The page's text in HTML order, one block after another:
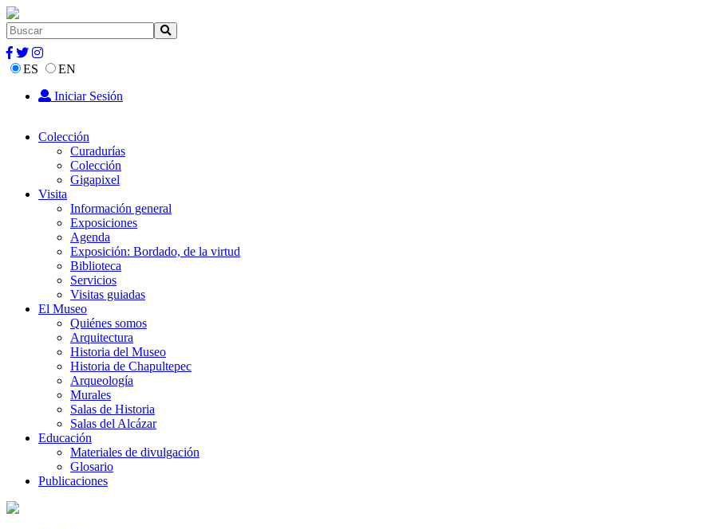
ES
EN
Iniciar Sesión
Colección
Curadurías
Colección
Gigapixel
Visita
Información general
Exposiciones
Agenda
Exposición: Bordado, de la virtud
Biblioteca
Servicios
Visitas guiadas
El Museo
Quiénes somos
Arquitectura
Historia del Museo
Historia de Chapultepec
Arqueología
Murales
Salas de Historia
Salas del Alcázar
Educación
Materiales de divulgación
Glosario
Publicaciones